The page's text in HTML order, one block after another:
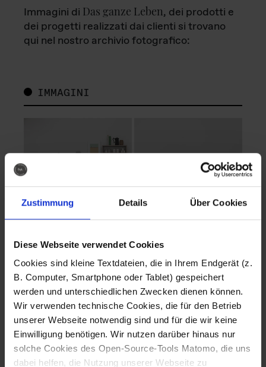
Zustimmung Details Über Cookies
Diese Webseite verwendet Cookies
Cookies sind kleine Textdateien, die in Ihrem Endgerät (z.
B. Computer, Smartphone oder Tablet) gespeichert
werden und unterschiedlichen Zwecken dienen können.
Wir verwenden technische Cookies, die für den Betrieb
unserer Webseite notwendig sind und für die wir keine
Einwilligung benötigen. Wir nutzen darüber hinaus nur
solche Cookies des Open-Source-Tools Matomo, die uns
dabei helfen, die Nutzung unserer Webseite zu
Immagini di Das ganze Leben, dei prodotti e
dei progetti realizzati dai clienti si trovano
qui nel nostro archivio fotografico:
IMMAGINI
Fotografo: Lorenz
Sternbach
Download
Fotografo: Lorenz
Sternbach
Download